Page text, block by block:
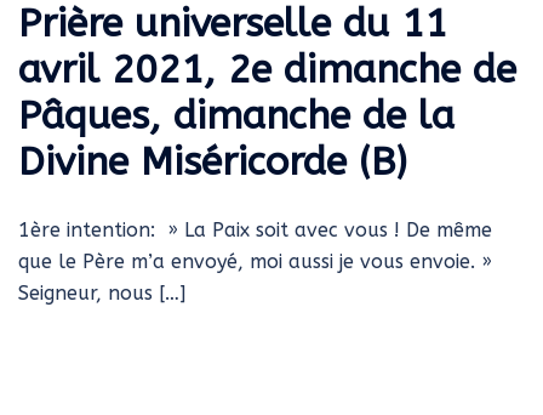
Prière universelle du 11
avril 2021, 2e dimanche de
Pâques, dimanche de la
Divine Miséricorde (B)
1ère intention: » La Paix soit avec vous ! De même
que le Père m’a envoyé, moi aussi je vous envoie. »
Seigneur, nous […]